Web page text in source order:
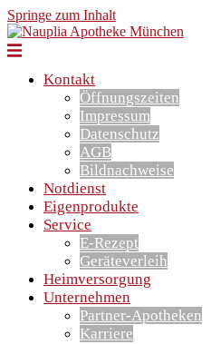
Springe zum Inhalt
Kontakt
Öffnungszeiten
Impressum
Datenschutz
AGB
Bildnachweise
Notdienst
Eigenprodukte
Service
E-Rezept
Geräteverleih
Heimversorgung
Unternehmen
Partner-Apotheken
Karriere